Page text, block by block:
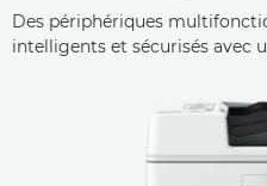
Des périphériques
intelligents et sécurisés avec